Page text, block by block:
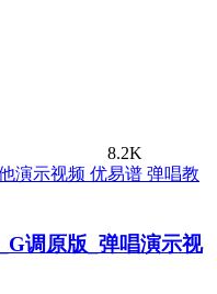
8.2K
弹唱教
调原版_弹唱演示视